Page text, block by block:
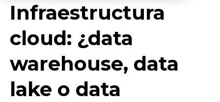
Infraestructura
cloud: ¿data
warehouse, data
lake o data